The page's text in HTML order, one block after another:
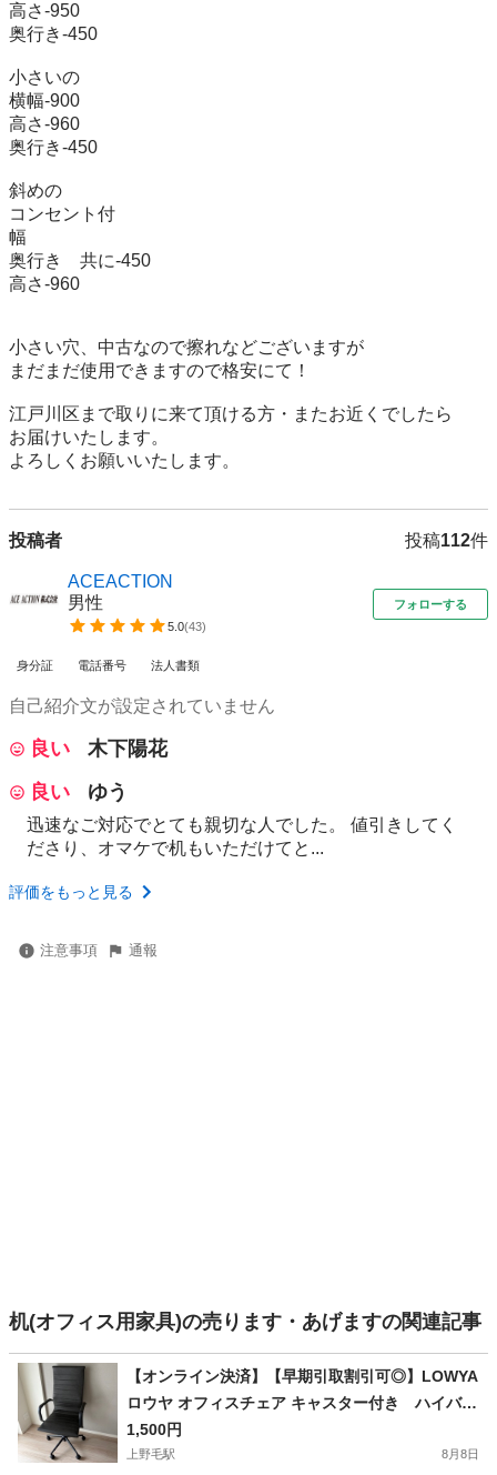
高さ-950
奥行き-450
小さいの
横幅-900
高さ-960
奥行き-450
斜めの
コンセント付
幅
奥行き　共に-450
高さ-960
小さい穴、中古なので擦れなどございますが
まだまだ使用できますので格安にて！
江戸川区まで取りに来て頂ける方・またお近くでしたら
お届けいたします。
よろしくお願いいたします。
投稿者 投稿112件
ACEACTION
男性
5.0(43)
フォローする
身分証 電話番号 法人書類
自己紹介文が設定されていません
良い
木下陽花
良い
ゆう
迅速なご対応でとても親切な人でした。 値引きしてく
ださり、オマケで机もいただけてと...
評価をもっと見る
注意事項 通報
机(オフィス用家具)の売ります・あげますの関連記事
【オンライン決済】【早期引取割引可◎】LOWYA
ロウヤ オフィスチェア キャスター付き ハイバッ
ク
1,500円
上野毛駅 8月8日